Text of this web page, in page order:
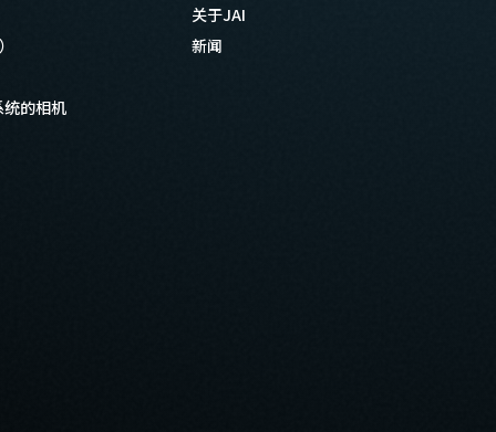
的相机
关于JAI
新闻